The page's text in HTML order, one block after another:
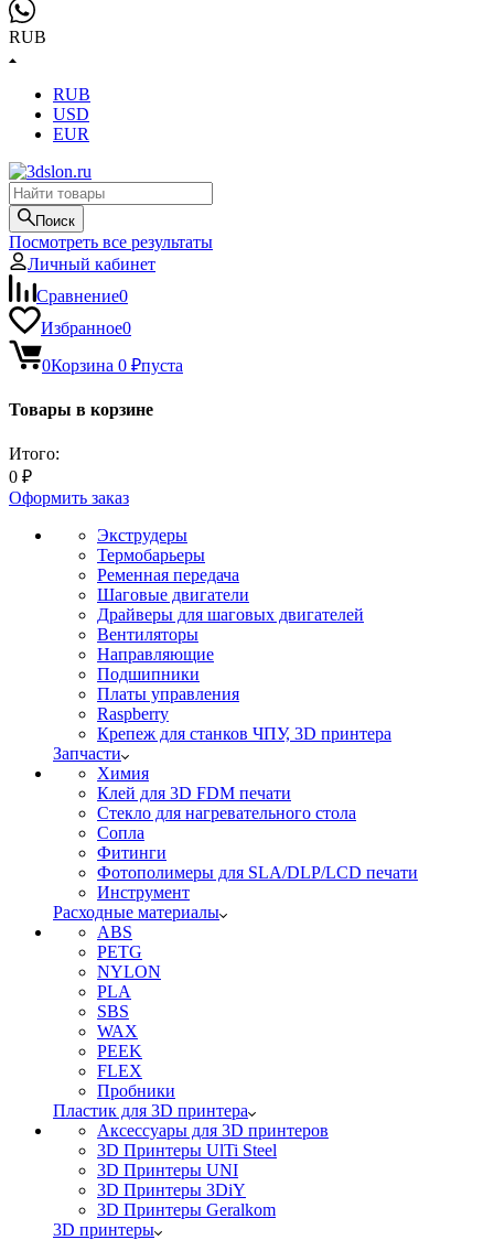
RUB
RUB
USD
EUR
Поиск
Посмотреть все результаты
Личный кабинет
Сравнение0
Избранное0
0Корзина 0 ₽пуста
Товары в корзине
Итого:
0 ₽
Оформить заказ
Экструдеры
Термобарьеры
Ременная передача
Шаговые двигатели
Драйверы для шаговых двигателей
Вентиляторы
Направляющие
Подшипники
Платы управления
Raspberry
Крепеж для станков ЧПУ, 3D принтера
Запчасти
Химия
Клей для 3D FDM печати
Стекло для нагревательного стола
Сопла
Фитинги
Фотополимеры для SLA/DLP/LCD печати
Инструмент
Расходные материалы
ABS
PETG
NYLON
PLA
SBS
WAX
PEEK
FLEX
Пробники
Пластик для 3D принтера
Аксессуары для 3D принтеров
3D Принтеры UlTi Steel
3D Принтеры UNI
3D Принтеры 3DiY
3D Принтеры Geralkom
3D принтеры